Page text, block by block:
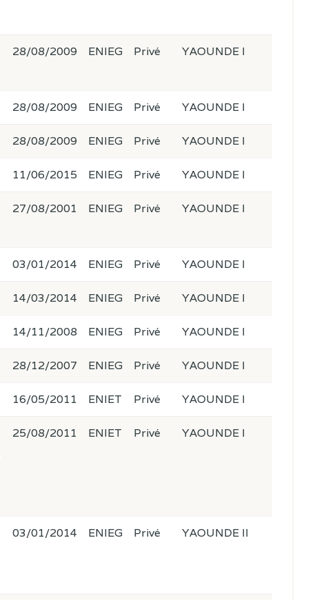
28/08/2009 ENIEG Privé YAOUNDE I
28/08/2009 ENIEG Privé YAOUNDE I
28/08/2009 ENIEG Privé YAOUNDE I
11/06/2015 ENIEG Privé YAOUNDE I
27/08/2001 ENIEG Privé YAOUNDE I
03/01/2014 ENIEG Privé YAOUNDE I
14/03/2014 ENIEG Privé YAOUNDE I
14/11/2008 ENIEG Privé YAOUNDE I
28/12/2007 ENIEG Privé YAOUNDE I
16/05/2011 ENIET Privé YAOUNDE I
25/08/2011 ENIET Privé YAOUNDE I
03/01/2014 ENIEG Privé YAOUNDE II